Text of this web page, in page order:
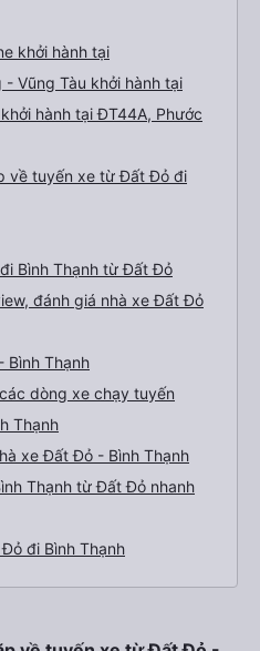
khởi hành tại
- Vũng Tàu khởi hành tại
hành tại ĐT44A, Phước
về tuyến xe từ Đất Đỏ đi
Bình Thạnh từ Đất Đỏ
đánh giá nhà xe Đất Đỏ
Bình Thạnh
dòng xe chạy tuyến
Thạnh
xe Đất Đỏ - Bình Thạnh
Thạnh từ Đất Đỏ nhanh
đi Bình Thạnh